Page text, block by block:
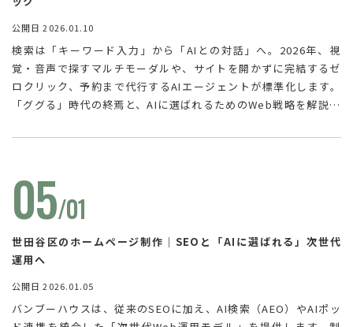
公開日 2026.01.10
検索は「キーワード入力」から「AIとの対話」へ。2026年、視
覚・音声で探すマルチモーダルや、サイトを開かずに完結するゼ
ロクリック、予約まで代行するAIエージェントが標準化します。
「ググる」時代の終焉と、AIに選ばれるためのWeb戦略を解説し
05/01
世田谷区のホームページ制作｜SEOと「AIに選ばれる」次世代
運用へ
公開日 2026.01.05
バンブーハウスは、従来のSEOに加え、AI検索（AEO）やAIポッ